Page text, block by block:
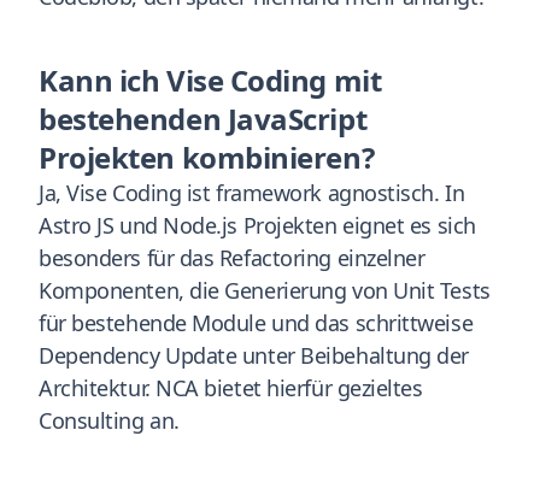
Kann ich Vise Coding mit
bestehenden JavaScript
Projekten kombinieren?
Ja, Vise Coding ist framework agnostisch. In
Astro JS und Node.js Projekten eignet es sich
besonders für das Refactoring einzelner
Komponenten, die Generierung von Unit Tests
für bestehende Module und das schrittweise
Dependency Update unter Beibehaltung der
Architektur. NCA bietet hierfür gezieltes
Consulting an.